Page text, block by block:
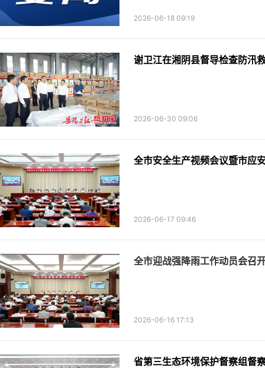
2026-06-18 09:19
谢卫江在湘阴县督导检查防汛
2026-06-30 09:06
全市安全生产视频会议暨市应
2026-06-17 09:46
全市迎战强降雨工作动员会召
2026-06-16 17:13
省第三生态环境保护督察组督